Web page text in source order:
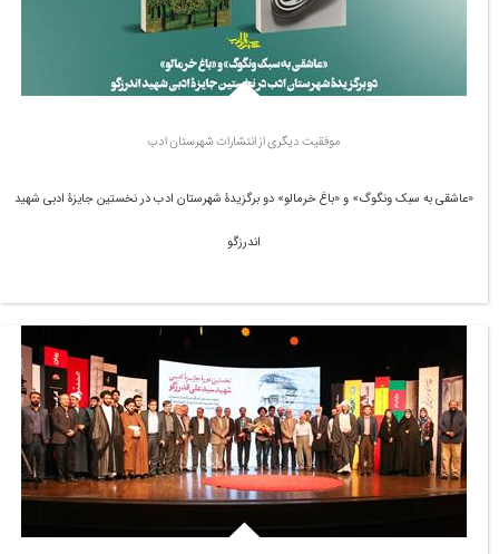
موفقیت دیگری از انتشارات شهرستان ادب
«عاشقی به سبک ونگوگ» و «باغ خرمالو» دو برگزیدۀ شهرستان ادب در نخستین جایزۀ ادبی شهید
اندرزگو